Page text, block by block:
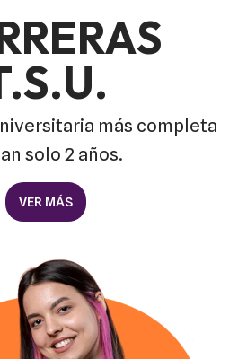
más completa
solo 2 años.
VER MÁS